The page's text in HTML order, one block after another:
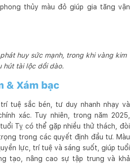
thủy màu đỏ giúp gia tăng vận
huy sức mạnh, trong khi vàng kim
hút tài lộc dồi dào.
& Xám bạc
tuệ sắc bén, tư duy nhanh nhạy và
xác. Tuy nhiên, trong năm 2025,
Tỵ có thể gặp nhiều thử thách, đòi
trong các quyết định đầu tư. Màu
lực, trí tuệ và sáng suốt, giúp tuổi
tạo, nâng cao sự tập trung và khả